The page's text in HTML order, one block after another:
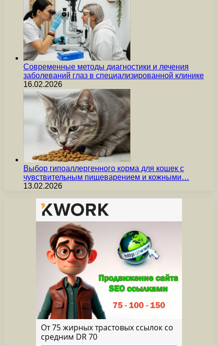
Современные методы диагностики и лечения
заболеваний глаз в специализированной клинике
16.02.2026
Выбор гипоаллергенного корма для кошек с
чувствительным пищеварением и кожными…
13.02.2026